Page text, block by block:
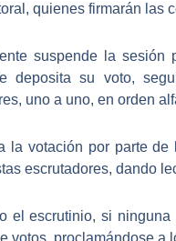
quienes firmarán las
suspende la sesión
deposita su voto,
uno a uno, en orden
la votación por parte
escrutadores, dando
el escrutinio,si ninguna
votos, proclamándose a